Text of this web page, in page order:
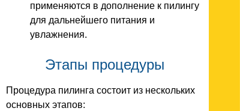
применяются в дополнение к пилингу
для дальнейшего питания и
увлажнения.
Этапы процедуры
Процедура пилинга состоит из нескольких
основных этапов: